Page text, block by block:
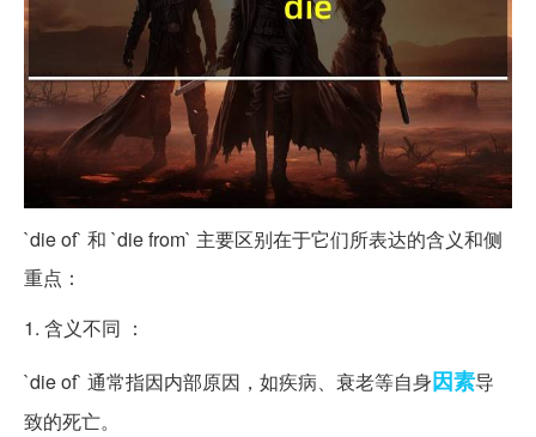
`die of` 和 `die from` 主要区别在于它们所表达的含义和侧
重点：
1. 含义不同 ：
`die of` 通常指因内部原因，如疾病、衰老等自身因素导
致的死亡。